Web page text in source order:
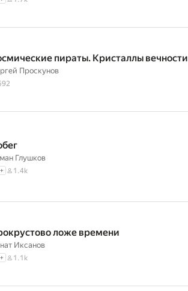
пираты. Кристаллы вечности
Проскунов
Глушков
+ 1.4k
ложе времени
Иксанов
+ 1.1k